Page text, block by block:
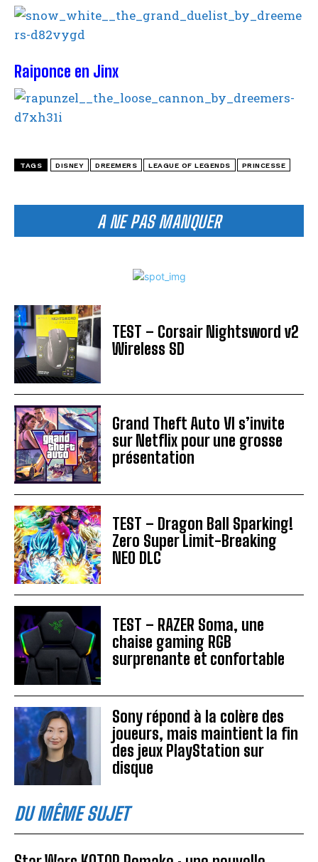
A NE PAS MANQUER
TEST – Corsair Nightsword v2
Wireless SD
Grand Theft Auto VI s’invite
sur Netflix pour une grosse
présentation
TEST – Dragon Ball Sparking!
Zero Super Limit-Breaking
NEO DLC
TEST – RAZER Soma, une
chaise gaming RGB
surprenante et confortable
Sony répond à la colère des
joueurs, mais maintient la fin
des jeux PlayStation sur
disque
DU MÊME SUJET
Raiponce en Jinx
TAGS DISNEY DREEMERS LEAGUE OF LEGENDS PRINCESSE